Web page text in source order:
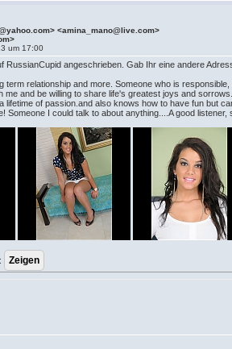
<amina_mano@live.com>
um 17:00
RussianCupid angeschrieben. Gab Ihr eine andere
term relationship and more. Someone who is
me and be willing to share life's greatest joys and
lifetime of passion.and also knows how to have fun but
Someone I could talk to about anything....A good
: